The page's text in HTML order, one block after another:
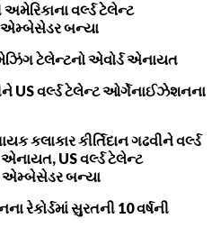
અમેરિકાના વર્લ્ડ ટેલેન્ટ
એમ્બેસેડર બન્યા
ટેલેન્ટનો એવોર્ડ એનાયત
US વર્લ્ડ ટેલેન્ટ ઓર્ગેનાઈઝેશનના
કલાકાર કીર્તિદાન ગઢવીને વર્લ્ડ
US વર્લ્ડ ટેલેન્ટ
એમ્બેસેડર બન્યા
રેકોર્ડમાં સુરતની 10 વર્ષની